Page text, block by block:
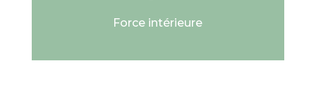
Force intérieure